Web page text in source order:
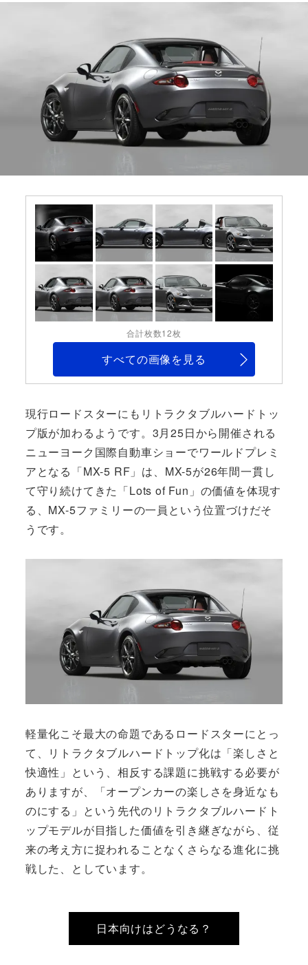
合計枚数12枚
すべての画像を見る
現行ロードスターにもリトラクタブルハードトッ
プ版が加わるようです。3月25日から開催される
ニューヨーク国際自動車ショーでワールドプレミ
アとなる「MX-5 RF」は、MX-5が26年間一貫し
て守り続けてきた「Lots of Fun」の価値を体現す
る、MX-5ファミリーの一員という位置づけだそ
うです。
軽量化こそ最大の命題であるロードスターにとっ
て、リトラクタブルハードトップ化は「楽しさと
快適性」という、相反する課題に挑戦する必要が
ありますが、「オープンカーの楽しさを身近なも
のにする」という先代のリトラクタブルハードト
ップモデルが目指した価値を引き継ぎながら、従
来の考え方に捉われることなくさらなる進化に挑
戦した、としています。
日本向けはどうなる？